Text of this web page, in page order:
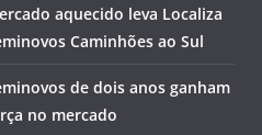
aquecido leva Localiza
Caminhões ao Sul
de dois anos ganham
no mercado